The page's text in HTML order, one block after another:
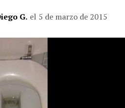
G. el 5 de marzo de 2015